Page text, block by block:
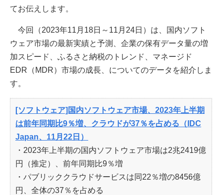
てお伝えします。
今回（2023年11月18日～11月24日）は、国内ソフト
ウェア市場の最新実績と予測、企業の保有データ量の増
加スピード、ふるさと納税のトレンド、マネージド
EDR（MDR）市場の成長、についてのデータを紹介しま
す。
[ソフトウェア]国内ソフトウェア市場、2023年上半期
は前年同期比9％増、クラウドが37％を占める（IDC
Japan、11月22日）
・2023年上半期の国内ソフトウェア市場は2兆2419億
円（推定）、前年同期比9％増
・パブリッククラウドサービスは同22％増の8456億
円、全体の37％を占める